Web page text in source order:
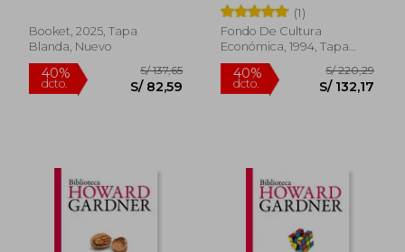
dcto.
Booket, 2025, Tapa
Blanda, Nuevo
(1)
Fondo De Cultura
Económica, 1994, Tapa
Blanda, Nuevo